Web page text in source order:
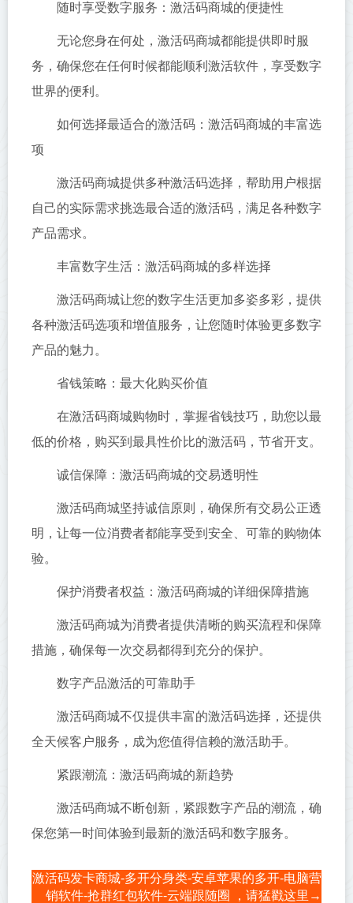
随时享受数字服务：激活码商城的便捷性
无论您身在何处，激活码商城都能提供即时服
务，确保您在任何时候都能顺利激活软件，享受数字
世界的便利。
如何选择最适合的激活码：激活码商城的丰富选
项
激活码商城提供多种激活码选择，帮助用户根据
自己的实际需求挑选最合适的激活码，满足各种数字
产品需求。
丰富数字生活：激活码商城的多样选择
激活码商城让您的数字生活更加多姿多彩，提供
各种激活码选项和增值服务，让您随时体验更多数字
产品的魅力。
省钱策略：最大化购买价值
在激活码商城购物时，掌握省钱技巧，助您以最
低的价格，购买到最具性价比的激活码，节省开支。
诚信保障：激活码商城的交易透明性
激活码商城坚持诚信原则，确保所有交易公正透
明，让每一位消费者都能享受到安全、可靠的购物体
验。
保护消费者权益：激活码商城的详细保障措施
激活码商城为消费者提供清晰的购买流程和保障
措施，确保每一次交易都得到充分的保护。
数字产品激活的可靠助手
激活码商城不仅提供丰富的激活码选择，还提供
全天候客户服务，成为您值得信赖的激活助手。
紧跟潮流：激活码商城的新趋势
激活码商城不断创新，紧跟数字产品的潮流，确
保您第一时间体验到最新的激活码和数字服务。
激活码发卡商城-多开分身类-安卓苹果的多开-电脑营
销软件-抢群红包软件-云端跟随圈 ，请猛戳这里→